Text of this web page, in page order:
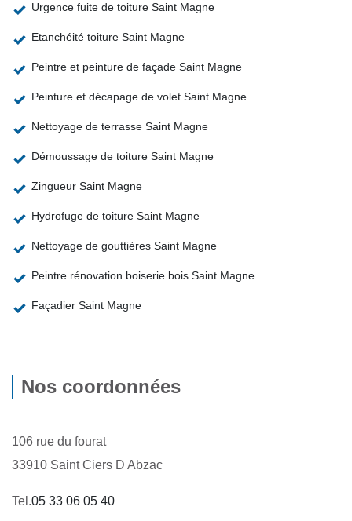
Urgence fuite de toiture Saint Magne
Etanchéité toiture Saint Magne
Peintre et peinture de façade Saint Magne
Peinture et décapage de volet Saint Magne
Nettoyage de terrasse Saint Magne
Démoussage de toiture Saint Magne
Zingueur Saint Magne
Hydrofuge de toiture Saint Magne
Nettoyage de gouttières Saint Magne
Peintre rénovation boiserie bois Saint Magne
Façadier Saint Magne
Nos coordonnées
106 rue du fourat
33910 Saint Ciers D Abzac
Tel.05 33 06 05 40